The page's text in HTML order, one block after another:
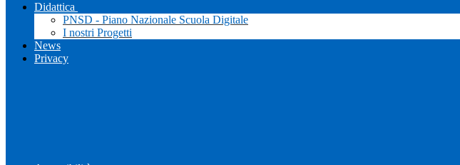
Didattica
PNSD - Piano Nazionale Scuola Digitale
I nostri Progetti
News
Privacy